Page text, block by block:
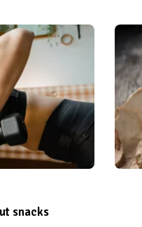
snack​s